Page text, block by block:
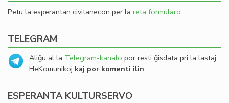
Petu la esperantan civitanecon per la reta formularo.
TELEGRAM
Aliĝu al la Telegram-kanalo por resti ĝisdata pri la lastaj
HeKomunikoj kaj por komenti ilin.
ESPERANTA KULTURSERVO